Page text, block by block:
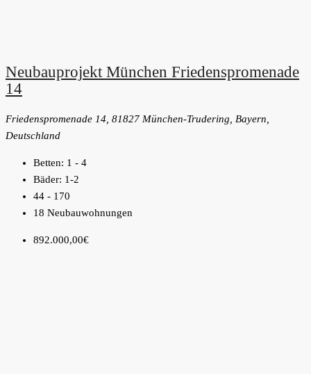
Neubauprojekt München Friedenspromenade
14
Friedenspromenade 14, 81827 München-Trudering, Bayern,
Deutschland
Betten: 1 - 4
Bäder: 1-2
44 - 170
18 Neubauwohnungen
892.000,00€